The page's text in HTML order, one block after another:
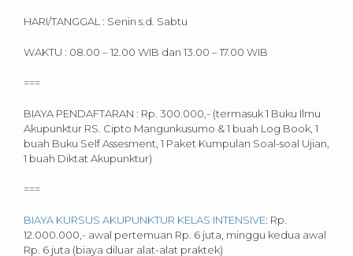
HARI/TANGGAL : Senin s.d. Sabtu
WAKTU : 08.00 – 12.00 WIB dan 13.00 – 17.00 WIB
===
BIAYA PENDAFTARAN : Rp. 300.000,- (termasuk 1 Buku Ilmu
Akupunktur RS. Cipto Mangunkusumo & 1 buah Log Book, 1
buah Buku Self Assesment, 1 Paket Kumpulan Soal-soal Ujian,
1 buah Diktat Akupunktur)
===
BIAYA KURSUS AKUPUNKTUR KELAS INTENSIVE: Rp.
12.000.000,- awal pertemuan Rp. 6 juta, minggu kedua awal
Rp. 6 juta (biaya diluar alat-alat praktek)